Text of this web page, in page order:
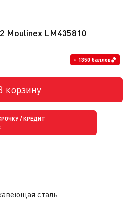
Moulinex LM435810
+ 1350 баллов
корзину
/ КРЕДИТ
сталь